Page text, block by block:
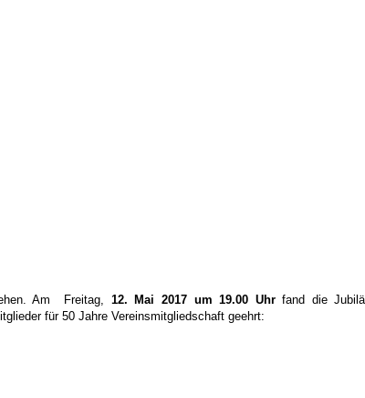
Am Freitag, 12. Mai 2017 um 19.00 Uhrfand die
für 50 Jahre Vereinsmitgliedschaft geehrt: